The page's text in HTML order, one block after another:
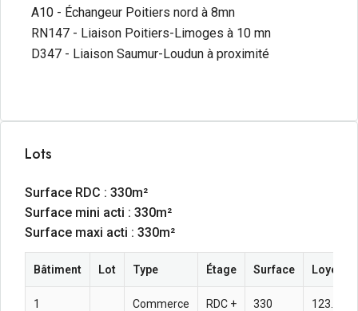
A10 - Échangeur Poitiers nord à 8mn
RN147 - Liaison Poitiers-Limoges à 10 mn
D347 - Liaison Saumur-Loudun à proximité
Lots
Surface RDC : 330m²
Surface mini acti : 330m²
Surface maxi acti : 330m²
Bâtiment Lot Type Étage Surface Loyer
1 Commerce
RDC +
330
123.88 